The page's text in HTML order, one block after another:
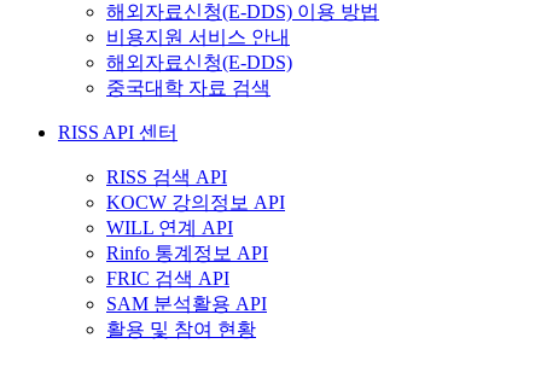
해외자료신청(E-DDS) 이용 방법
비용지원 서비스 안내
해외자료신청(E-DDS)
중국대학 자료 검색
RISS API 센터
RISS 검색 API
KOCW 강의정보 API
WILL 연계 API
Rinfo 통계정보 API
FRIC 검색 API
SAM 분석활용 API
활용 및 참여 현황